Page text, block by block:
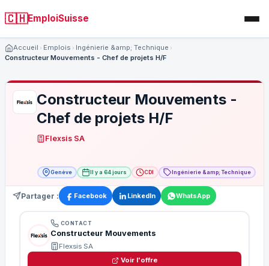
🇨🇭EmploiSuisse
Accueil Emplois
Ingénierie &amp; Technique
Constructeur Mouvements - Chef de projets H/F
Constructeur Mouvements -
Chef de projets H/F
Flexsis SA
Genève Il y a 64 jours CDI Ingénierie &amp; Technique
Partager : Facebook LinkedIn WhatsApp
CONTACT
Constructeur Mouvements
Flexsis SA
Voir l'offre